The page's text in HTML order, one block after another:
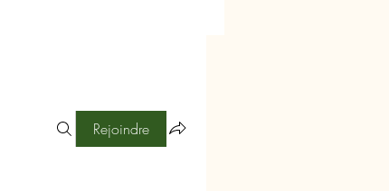
Rejoindre